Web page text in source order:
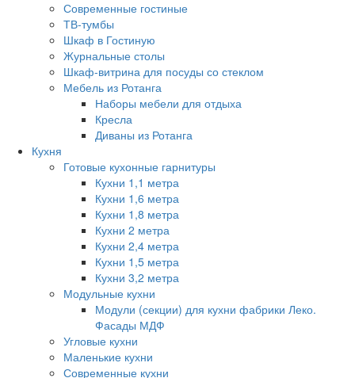
Современные гостиные
ТВ-тумбы
Шкаф в Гостиную
Журнальные столы
Шкаф-витрина для посуды со стеклом
Мебель из Ротанга
Наборы мебели для отдыха
Кресла
Диваны из Ротанга
Кухня
Готовые кухонные гарнитуры
Кухни 1,1 метра
Кухни 1,6 метра
Кухни 1,8 метра
Кухни 2 метра
Кухни 2,4 метра
Кухни 1,5 метра
Кухни 3,2 метра
Модульные кухни
Модули (секции) для кухни фабрики Леко.
Фасады МДФ
Угловые кухни
Маленькие кухни
Современные кухни